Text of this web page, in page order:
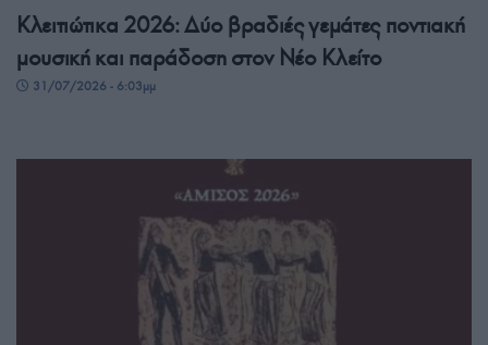
Κλειτιώτικα 2026: Δύο βραδιές γεμάτες ποντιακή
μουσική και παράδοση στον Νέο Κλείτο
31/07/2026 - 6:03μμ